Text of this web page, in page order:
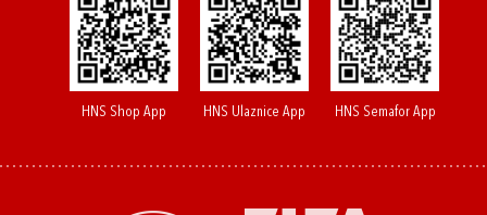
HNS Shop App HNS Ulaznice App HNS Semafor App